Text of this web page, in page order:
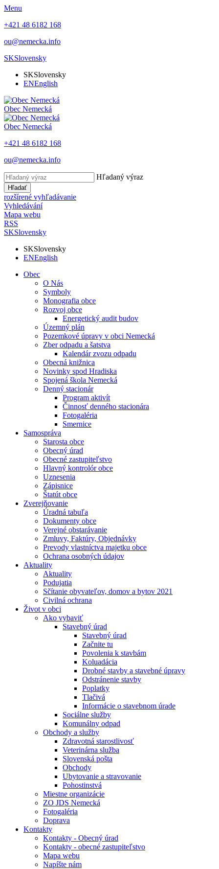
Menu
+421 48 6182 168
ou@nemecka.info
SKSlovensky
SKSlovensky
ENEnglish
Obec Nemecká
Obec Nemecká
+421 48 6182 168
ou@nemecka.info
Hľadaný výraz
Hľadať
rozšírené vyhľadávanie
Vyhledávání
Mapa webu
RSS
SKSlovensky
SKSlovensky
ENEnglish
Obec
O Nás
Symboly
Monografia obce
Rozvoj obce
Energetický audit budov
Územný plán
Pozemkové úpravy v obci Nemecká
Zber odpadu a šatstva
Kalendár zvozu odpadu
Obecná knižnica
Novinky spod Hradiska
Spojená škola Nemecká
Denný stacionár
Program aktivít
Činnosť denného stacionára
Fotogaléria
Smernice
Samospráva
Starosta obce
Obecný úrad
Obecné zastupiteľstvo
Hlavný kontrolór obce
Uznesenia
Zápisnice
Štatút obce
Zverejňovanie
Úradná tabuľa
Dokumenty obce
Verejné obstarávanie
Zmluvy, Faktúry, Objednávky
Prevody vlastníctva majetku obce
Ochrana osobných údajov
Aktuality
Aktuality
Podujatia
Sčítanie obyvateľov, domov a bytov 2021
Civilná ochrana
Život v obci
Ako vybaviť
Stavebný úrad
Stavebný úrad
Začnite tu
Povolenia k stavbám
Koluadácia
Drobné stavby a stavebné úpravy
Odstránenie stavby
Poplatky
Tlačivá
Informácie o stavebnom úrade
Sociálne služby
Komunálny odpad
Obchody a služby
Zdravotná starostlivosť
Veterinárna služba
Slovenská pošta
Obchody
Ubytovanie a stravovanie
Pohostinstvá
Miestne organizácie
ZO JDS Nemecká
Fotogaléria
Doprava
Kontakty
Kontakty - Obecný úrad
Kontakty - obecné zastupiteľstvo
Mapa webu
Napíšte nám